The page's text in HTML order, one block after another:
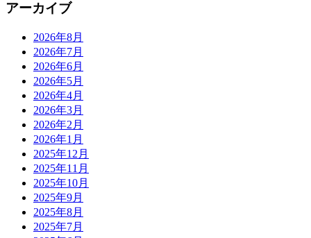
アーカイブ
2026年8月
2026年7月
2026年6月
2026年5月
2026年4月
2026年3月
2026年2月
2026年1月
2025年12月
2025年11月
2025年10月
2025年9月
2025年8月
2025年7月